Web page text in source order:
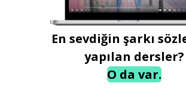
En sevdiğin şarkı
yapılan dersler?
O da var.